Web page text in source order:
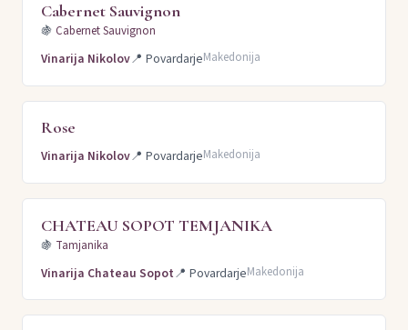
Cabernet Sauvignon
🍇 Cabernet Sauvignon
Vinarija Nikolov📍 PovardarjeMakedonija
Rose
Vinarija Nikolov📍 PovardarjeMakedonija
CHATEAU SOPOT TEMJANIKA
🍇 Tamjanika
Vinarija Chateau Sopot📍 PovardarjeMakedonija